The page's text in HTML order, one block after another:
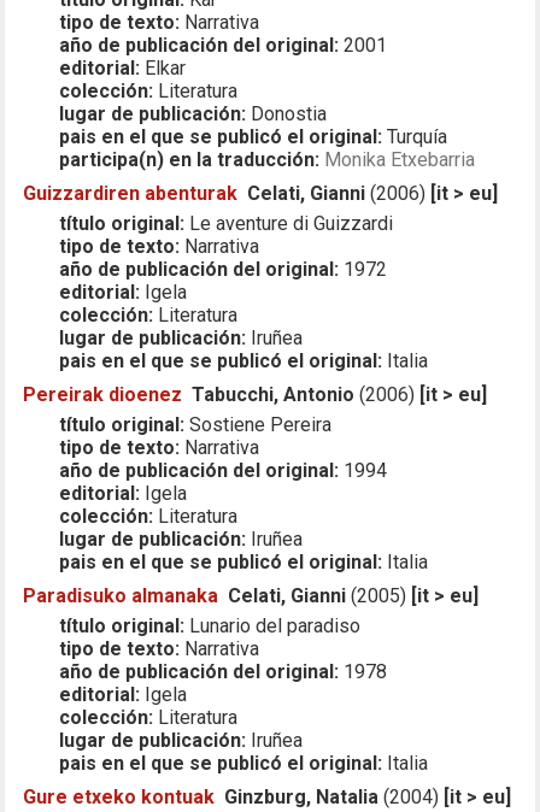
tipo de texto: Narrativa
año de publicación del original: 2001
editorial: Elkar
colección: Literatura
lugar de publicación: Donostia
pais en el que se publicó el original: Turquía
participa(n) en la traducción: Monika Etxebarria
Guizzardiren abenturak Celati, Gianni (2006) [it > eu]
título original: Le aventure di Guizzardi
tipo de texto: Narrativa
año de publicación del original: 1972
editorial: Igela
colección: Literatura
lugar de publicación: Iruñea
pais en el que se publicó el original: Italia
Pereirak dioenez Tabucchi, Antonio (2006) [it > eu]
título original: Sostiene Pereira
tipo de texto: Narrativa
año de publicación del original: 1994
editorial: Igela
colección: Literatura
lugar de publicación: Iruñea
pais en el que se publicó el original: Italia
Paradisuko almanaka Celati, Gianni (2005) [it > eu]
título original: Lunario del paradiso
tipo de texto: Narrativa
año de publicación del original: 1978
editorial: Igela
colección: Literatura
lugar de publicación: Iruñea
pais en el que se publicó el original: Italia
Gure etxeko kontuak Ginzburg, Natalia (2004) [it > eu]